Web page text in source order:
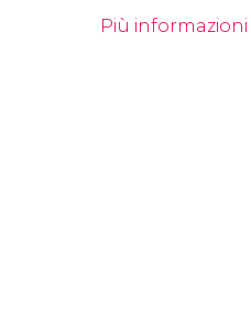
Più informazioni